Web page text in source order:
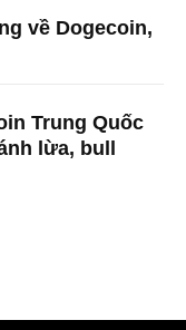
về Dogecoin,
Trung Quốc
lừa, bull